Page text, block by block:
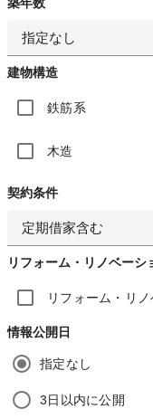
指定なし
建物構造
鉄筋系
木造
契約条件
定期借家含む
リフォーム・リノベーシ
リフォーム・リ
情報公開日
指定なし
3日以内に公開